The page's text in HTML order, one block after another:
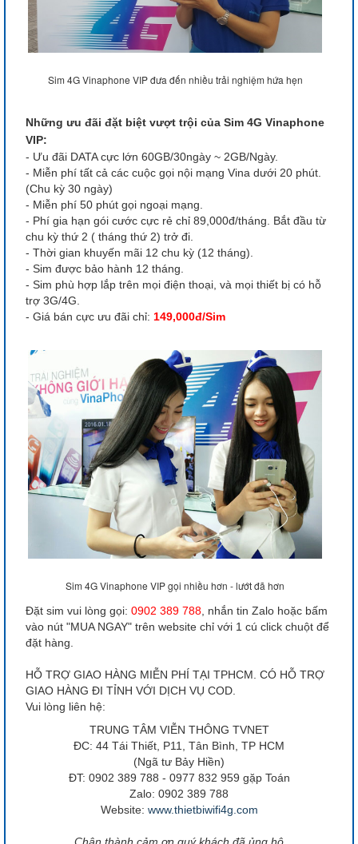
Sim 4G Vinaphone VIP đưa đến nhiều trải nghiệm hứa hẹn
Những ưu đãi đặt biệt vượt trội của Sim 4G Vinaphone
VIP:
- Ưu đãi DATA cực lớn 60GB/30ngày ~ 2GB/Ngày.
- Miễn phí tất cả các cuộc gọi nội mạng Vina dưới 20 phút.
(Chu kỳ 30 ngày)
- Miễn phí 50 phút gọi ngoại mạng.
- Phí gia hạn gói cước cực rẻ chỉ 89,000đ/tháng. Bắt đầu từ
chu kỳ thứ 2 ( tháng thứ 2) trở đi.
- Thời gian khuyến mãi 12 chu kỳ (12 tháng).
- Sim được bảo hành 12 tháng.
- Sim phù hợp lắp trên mọi điện thoại, và mọi thiết bị có hỗ
trợ 3G/4G.
- Giá bán cực ưu đãi chỉ: 149,000đ/Sim
Sim 4G Vinaphone VIP gọi nhiều hơn - lướt đã hơn
Đặt sim vui lòng gọi: 0902 389 788 , nhắn tin Zalo hoặc bấm
vào nút "MUA NGAY" trên website chỉ với 1 cú click chuột để
đặt hàng.
HỖ TRỢ GIAO HÀNG MIỄN PHÍ TẠI TPHCM. CÓ HỖ TRỢ
GIAO HÀNG ĐI TỈNH VỚI DỊCH VỤ COD.
Vui lòng liên hệ:
TRUNG TÂM VIỄN THÔNG TVNET
ĐC: 44 Tái Thiết, P11, Tân Bình, TP HCM
(Ngã tư Bảy Hiền)
ĐT: 0902 389 788 - 0977 832 959 gặp Toán
Zalo: 0902 389 788
Website: www.thietbiwifi4g.com